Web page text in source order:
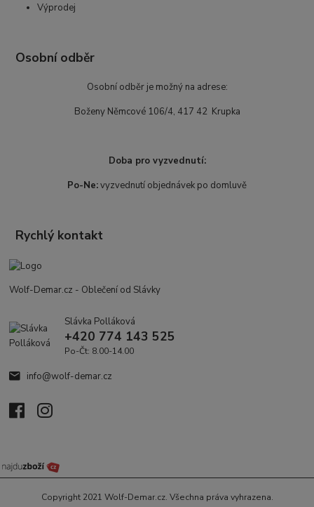
Výprodej
Osobní odběr
Osobní odběr je možný na adrese:
Boženy Němcové 106/4, 417 42 Krupka
Doba pro vyzvednutí:
Po-Ne:vyzvednutí objednávek po domluvě
Rychlý kontakt
Wolf-Demar.cz - Oblečení od Slávky
Slávka Polláková
+420 774 143 525
Po-Čt: 8.00-14.00
info@wolf-demar.cz
Copyright 2021 Wolf-Demar.cz. Všechna práva vyhrazena.